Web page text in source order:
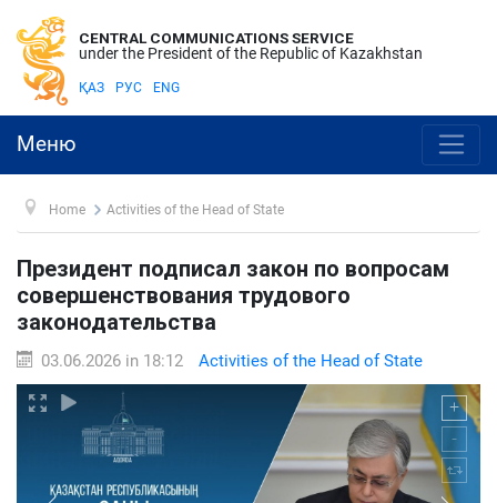
CENTRAL COMMUNICATIONS SERVICE
under the President of the Republic of Kazakhstan
ҚАЗ РУС ENG
Меню
Home Activities of the Head of State
Президент подписал закон по вопросам
совершенствования трудового
законодательства
03.06.2026 in 18:12 Activities of the Head of State